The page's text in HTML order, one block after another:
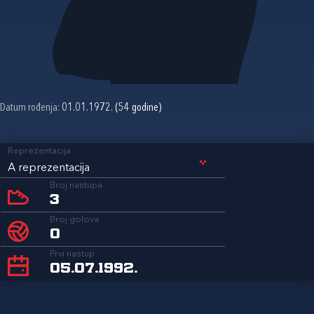
Datum rođenja: 01.01.1972. (54 godine)
Reprezentacija
A reprezentacija
Broj nastupa
3
Broj golova
0
Prvi nastup
05.07.1992.